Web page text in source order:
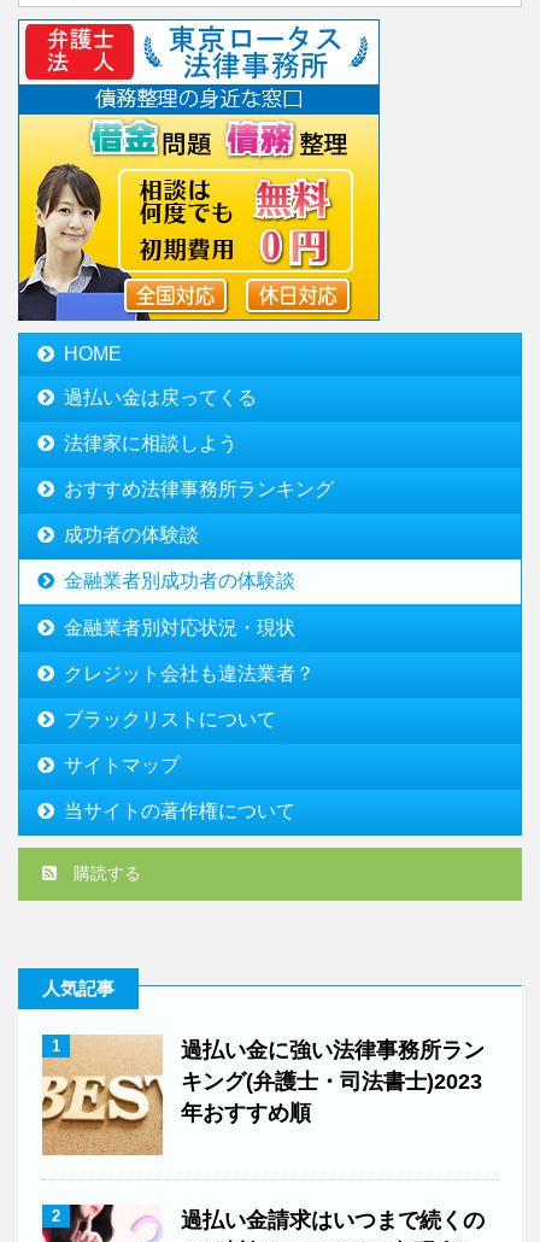
HOME
過払い金は戻ってくる
法律家に相談しよう
おすすめ法律事務所ランキング
成功者の体験談
金融業者別成功者の体験談
金融業者別対応状況・現状
クレジット会社も違法業者？
ブラックリストについて
サイトマップ
当サイトの著作権について
購読する
人気記事
1
過払い金に強い法律事務所ラン
キング(弁護士・司法書士)2023
年おすすめ順
2
過払い金請求はいつまで続くの